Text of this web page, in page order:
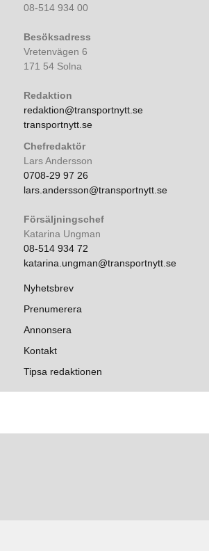
08-514 934 00
Besöksadress
Vretenvägen 6
171 54 Solna
Redaktion
redaktion@transportnytt.se
transportnytt.se
Chefredaktör
Lars Andersson
0708-29 97 26
lars.andersson@transportnytt.se
Försäljningschef
Katarina Ungman
08-514 934 72
katarina.ungman@transportnytt.se
Nyhetsbrev
Prenumerera
Annonsera
Kontakt
Tipsa redaktionen